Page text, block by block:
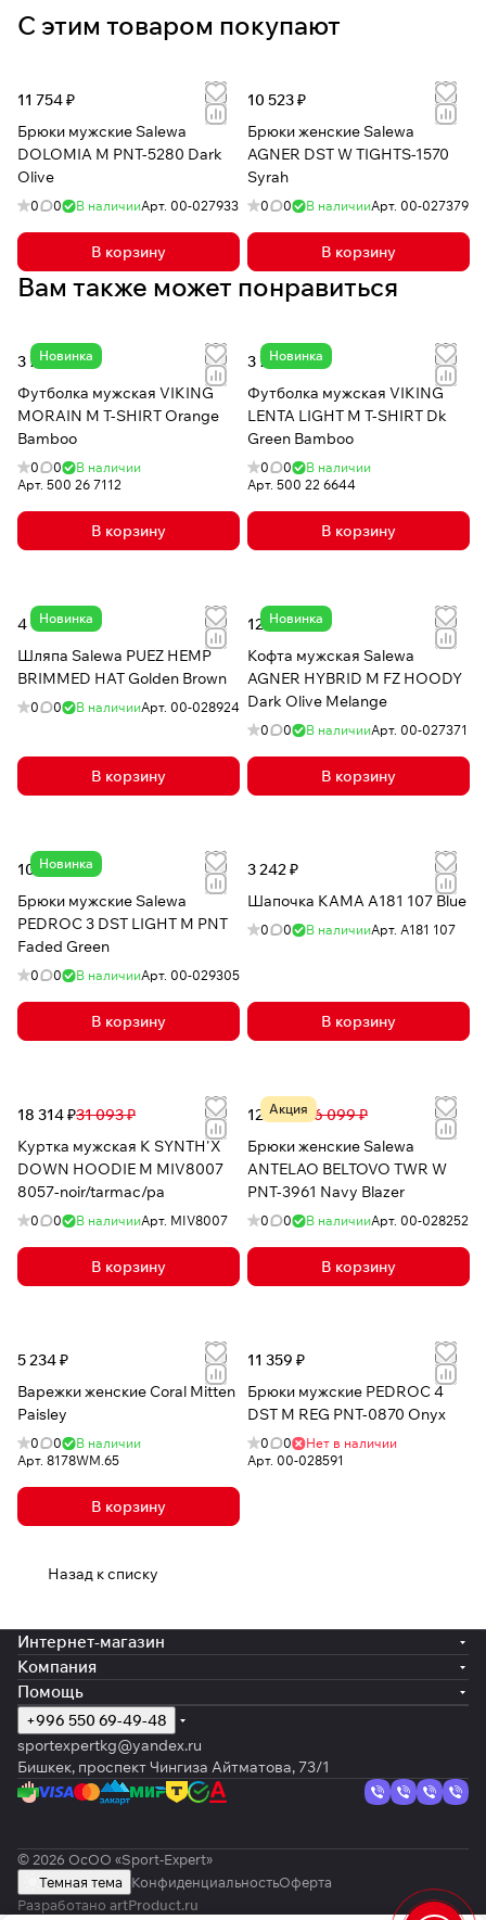
С этим товаром покупают
11 754 ₽
Брюки мужские Salewa
DOLOMIA M PNT-5280 Dark
Olive
0 0 В наличииАрт. 00-027933
В корзину
10 523 ₽
Брюки женские Salewa
AGNER DST W TIGHTS-1570
Syrah
0 0 В наличииАрт. 00-027379
В корзину
Вам также может понравиться
Новинка
3 719 ₽
Футболка мужская VIKING
MORAIN M T-SHIRT Orange
Bamboo
0 0
В наличии
Арт. 500 26 7112
В корзину
Новинка
3 719 ₽
Футболка мужская VIKING
LENTA LIGHT M T-SHIRT Dk
Green Bamboo
0 0
В наличии
Арт. 500 22 6644
В корзину
Новинка
4 169 ₽
Шляпа Salewa PUEZ HEMP
BRIMMED HAT Golden Brown
0 0 В наличииАрт. 00-028924
В корзину
Новинка
12 378 ₽
Кофта мужская Salewa
AGNER HYBRID M FZ HOODY
Dark Olive Melange
0 0 В наличииАрт. 00-027371
В корзину
Новинка
10 184 ₽
Брюки мужские Salewa
PEDROC 3 DST LIGHT M PNT
Faded Green
0 0 В наличииАрт. 00-029305
В корзину
3 242 ₽
Шапочка КАМА A181 107 Blue
0 0 В наличииАрт. A181 107
В корзину
18 314 ₽31 093 ₽
Куртка мужская K SYNTH'X
DOWN HOODIE M MIV8007
8057-noir/tarmac/pa
0 0 В наличииАрт. MIV8007
В корзину
Акция
12 635 ₽16 099 ₽
Брюки женские Salewa
ANTELAO BELTOVO TWR W
PNT-3961 Navy Blazer
0 0 В наличииАрт. 00-028252
В корзину
5 234 ₽
Варежки женские Coral Mitten
Paisley
0 0
В наличии
Арт. 8178WM.65
В корзину
11 359 ₽
Брюки мужские PEDROC 4
DST M REG PNT-0870 Onyx
0 0
Нет в наличии
Арт. 00-028591
Назад к списку
Интернет-магазин
Компания
Помощь
+996 550 69-49-48
sportexpertkg@yandex.ru
Бишкек, проспект Чингиза Айтматова, 73/1
© 2026 ОсОО «Sport-Expert»
Темная тема
КонфиденциальностьОферта
Разработано artProduct.ru